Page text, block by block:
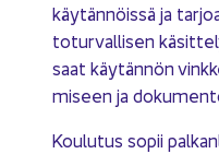
käy­tän­nöis­sä ja
to­tur­val­li­sen
saat käy­tän­nön
mi­seen ja
Kou­lu­tus sopii